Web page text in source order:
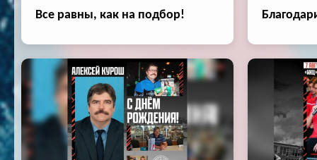
Все равны, как на подбор!